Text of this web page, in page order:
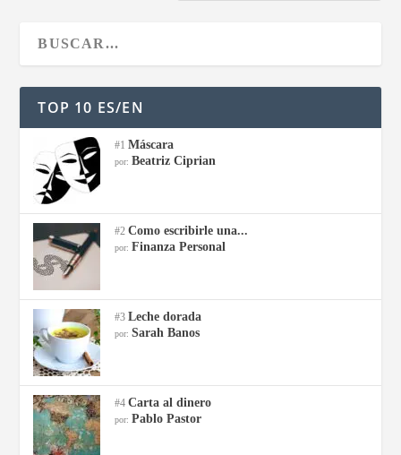
TOP 10 ES/EN
#1Máscara
por:Beatriz Ciprian
#2Como escribirle una...
por:Finanza Personal
#3Leche dorada
por:Sarah Banos
#4Carta al dinero
por:Pablo Pastor